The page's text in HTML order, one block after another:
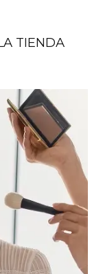
TIENDA